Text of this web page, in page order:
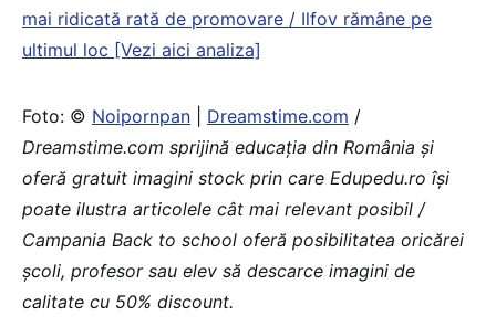
mai ridicată rată de promovare / Ilfov rămâne pe
ultimul loc [Vezi aici analiza]
Foto: © Noipornpan Dreamstime.com /
Dreamstime.com sprijină educaţia din România şi
oferă gratuit imagini stock prin care Edupedu.ro îşi
poate ilustra articolele cât mai relevant posibil /
Campania Back to school oferă posibilitatea oricărei
școli, profesor sau elev să descarce imagini de
calitate cu 50% discount.